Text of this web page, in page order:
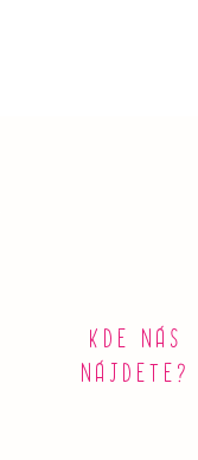
KDE NÁS
NÁJDETE?